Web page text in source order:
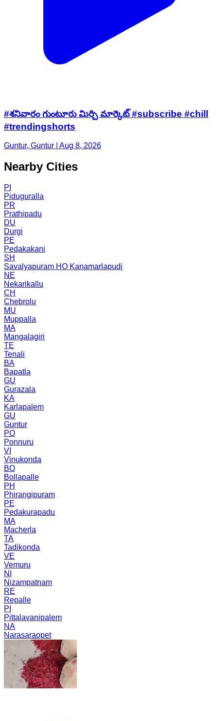
#శనివారం గుంటూరు మిర్చి మార్కెట్ #subscribe #chill
#trendingshorts
Guntur, Guntur | Aug 8, 2026
Nearby Cities
PI
Piduguralla
PR
Prathipadu
DU
Durgi
PE
Pedakakani
SH
Savalyapuram HO Kanamarlapudi
NE
Nekarikallu
CH
Chebrolu
MU
Muppalla
MA
Mangalagiri
TE
Tenali
BA
Bapatla
GU
Gurazala
KA
Karlapalem
GU
Guntur
PO
Ponnuru
VI
Vinukonda
BO
Bollapalle
PH
Phirangipuram
PE
Pedakurapadu
MA
Macherla
TA
Tadikonda
VE
Vemuru
NI
Nizampatnam
RE
Repalle
PI
Pittalavanipalem
NA
Narasaraopet